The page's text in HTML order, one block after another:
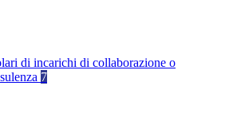
di incarichi di collaborazione o
7